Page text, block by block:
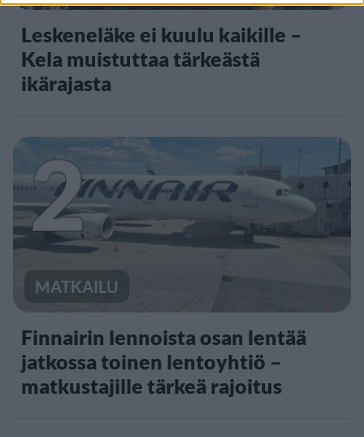
Leskeneläke ei kuulu kaikille –
Kela muistuttaa tärkeästä
ikärajasta
2
MATKAILU
Finnairin lennoista osan lentää
jatkossa toinen lentoyhtiö –
matkustajille tärkeä rajoitus